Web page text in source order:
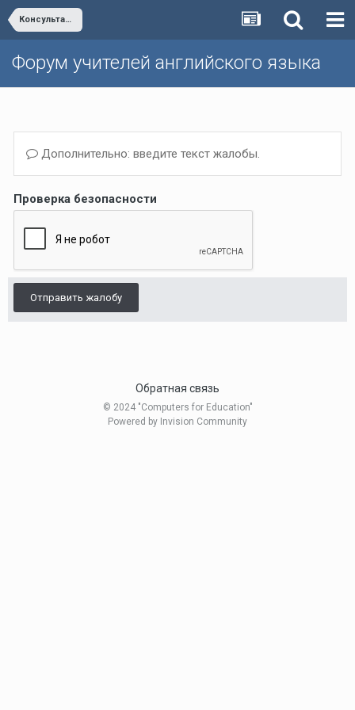
Консультация с авторами учебников "Enjoy English"
Форум учителей английского языка
Дополнительно: введите текст жалобы.
Проверка безопасности
Отправить жалобу
Обратная связь
© 2024 "Computers for Education"
Powered by Invision Community